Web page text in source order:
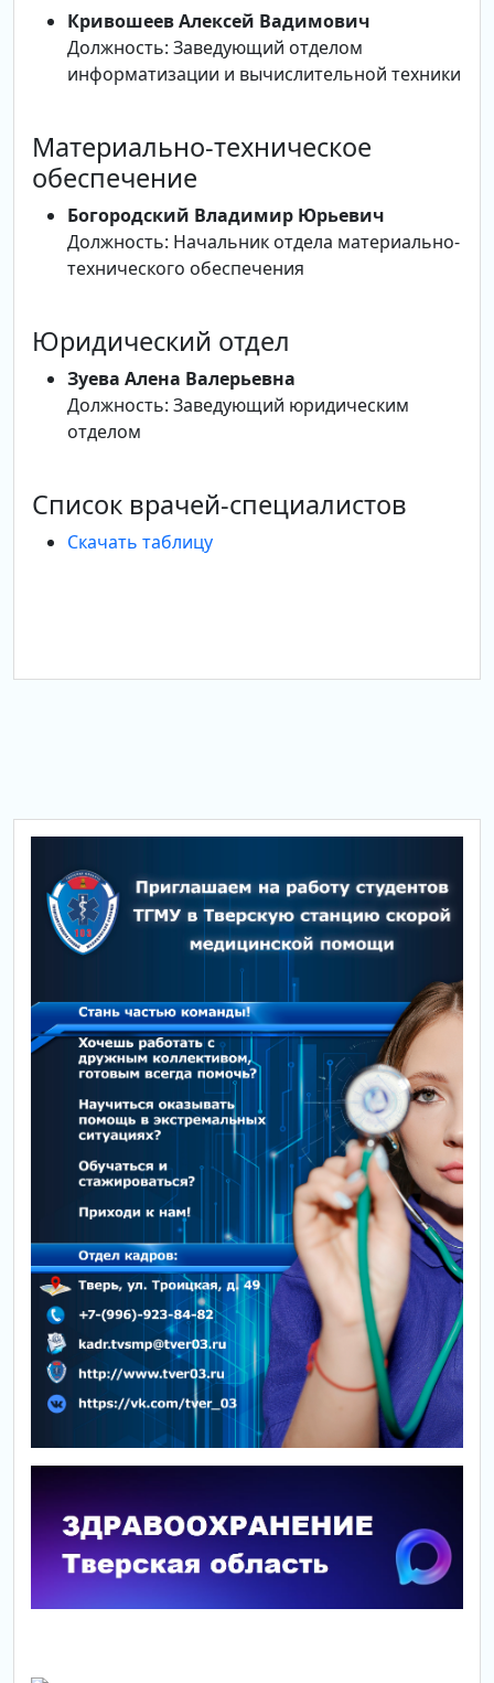
Кривошеев Алексей Вадимович
Должность: Заведующий отделом
информатизации и вычислительной техники
Материально-техническое
обеспечение
Богородский Владимир Юрьевич
Должность: Начальник отдела материально-
технического обеспечения
Юридический отдел
Зуева Алена Валерьевна
Должность: Заведующий юридическим
отделом
Список врачей-специалистов
Скачать таблицу